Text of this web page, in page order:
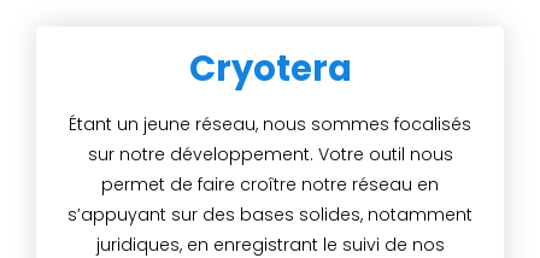
Cryotera
Étant un jeune réseau, nous sommes focalisés
sur notre développement. Votre outil nous
permet de faire croître notre réseau en
s’appuyant sur des bases solides, notamment
juridiques, en enregistrant le suivi de nos